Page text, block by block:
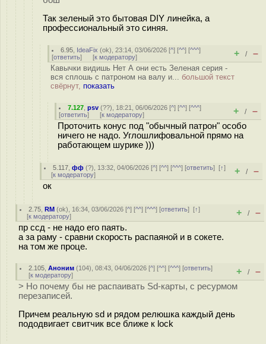
Так зеленый это бытовая DIY линейка, а
профессиональный это синяя.
6.95 IdeaFix (ok), 23:14, 03/06/2026 [^] [^^] [^^^]
[ответить] [к модератору] + / –
Кавычки видишь Нет А они есть Зеленая серия -
вся сплошь с патроном на валу и... большой текст
свёрнут, показать
7.127 ,psv (??), 18:21, 06/06/2026 [^] [^^] [^^^]
[ответить] [к модератору] + / –
Проточить конус под "обычный патрон" особо
ничего не надо. Углошлифовальной прямо на
работающем шурике )))
5.117 ,фф (?), 13:32, 04/06/2026 [^] [^^] [^^^] [ответить][↑]
[к модератору] + / –
ок
2.75 ,RM (ok), 16:34, 03/06/2026 [^] [^^] [^^^] [ответить][↑]
[к модератору] + / –
пр ссд - не надо его паять.
а за раму - сравни скорость распаяной и в сокете.
на том же проце.
2.105 ,Аноним (104), 08:43, 04/06/2026 [^] [^^] [^^^] [ответить]
[к модератору] + / –
> Но почему бы не распаивать Sd-карты, с ресурмом
перезаписей.
Причем реальную sd и рядом релюшка каждый день
пододвигает свитчик все ближе к lock